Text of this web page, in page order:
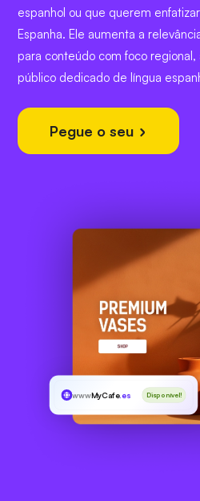
espanhol ou que querem
Espanha. Ele aumenta a
para conteúdo com foco regional,
público dedicado de língua
Pegue o seu
wwwMyCafe.es Disponível!